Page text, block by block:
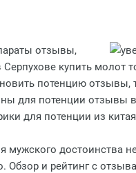
отзывы,
купить молот
потенцию отзывы,
для потенции отзывы
для потенции из
достоинства
и рейтинг с